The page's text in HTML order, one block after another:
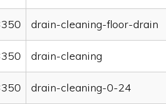
drain-cleaning-floor-drain
drain-cleaning
drain-cleaning-0-24